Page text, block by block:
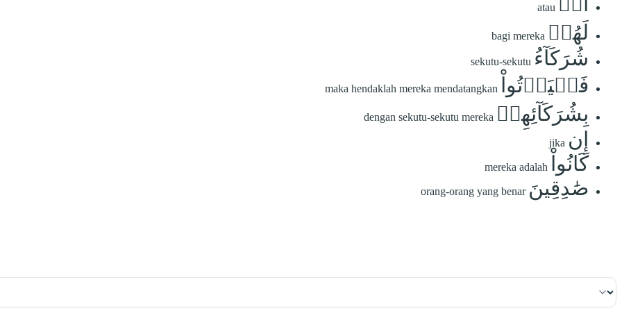
atau
لَهُمۡ bagi mereka
شُرَكَآءُ sekutu-sekutu
فَلۡيَأۡتُواْ maka hendaklah mereka mendatangkan
بِشُرَكَآئِهِمۡ dengan sekutu-sekutu mereka
إِن jika
كَانُواْ mereka adalah
صَٰدِقِينَ orang-orang yang benar